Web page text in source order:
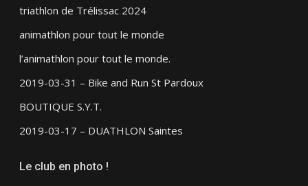
triathlon de Trélissac 2024
animathlon pour tout le monde
l’animathlon pour tout le monde.
2019-03-31 – Bike and Run St Pardoux
BOUTIQUE S.Y.T.
2019-03-17 – DUATHLON Saintes
Le club en photo !